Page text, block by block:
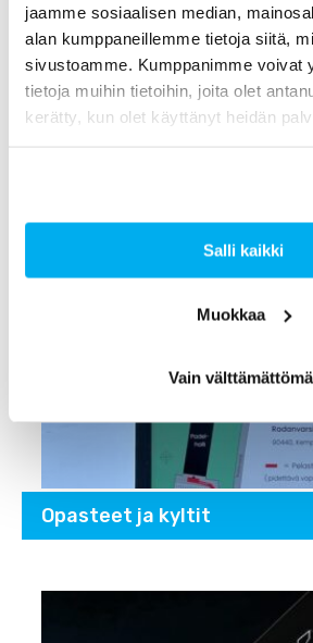
jaamme sosiaalisen median,
alan kumppaneillemme tietoja siitä,
sivustoamme. Kumppanimme voivat
tietoja muihin tietoihin, joita olet
kerätty, kun olet käyttänyt heidän
Salli kaikki
Muokkaa
Vain
Tonttiopaste
Opasteet ja kyltit